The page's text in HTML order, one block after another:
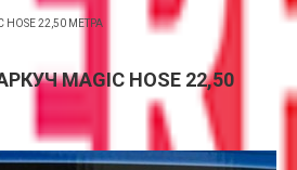
22,50 МЕТРА
MAGIC HOSE 22,50